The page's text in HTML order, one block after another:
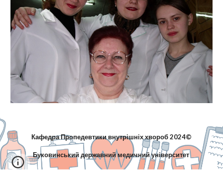
Кафедра Пропедевтики внутрішніх хвороб 2024©
Буковинський державний медичний університет